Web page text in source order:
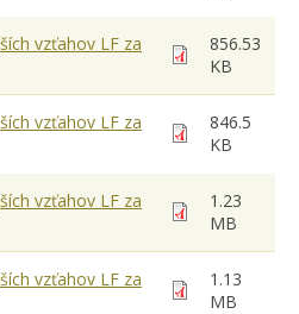
vzťahov LF za
856.53
KB
vzťahov LF za
846.5
KB
vzťahov LF za
1.23
MB
vzťahov LF za
1.13
MB